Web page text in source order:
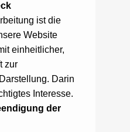
ist die
Website
einheitlicher,
zur
Darin
Interesse.
der